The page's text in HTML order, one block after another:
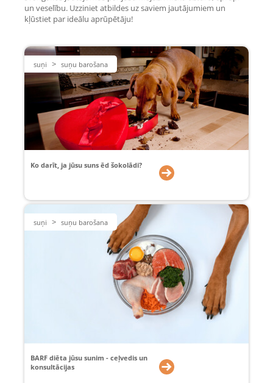
un veselību. Uzziniet atbildes uz saviem jautājumiem un
kļūstiet par ideālu aprūpētāju!
suņi > suņu barošana
Ko darīt, ja jūsu suns ēd šokolādi?
suņi > suņu barošana
BARF diēta jūsu sunim - ceļvedis un
konsultācijas